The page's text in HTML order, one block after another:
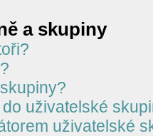
a skupiny
uživatelské
uživatelské